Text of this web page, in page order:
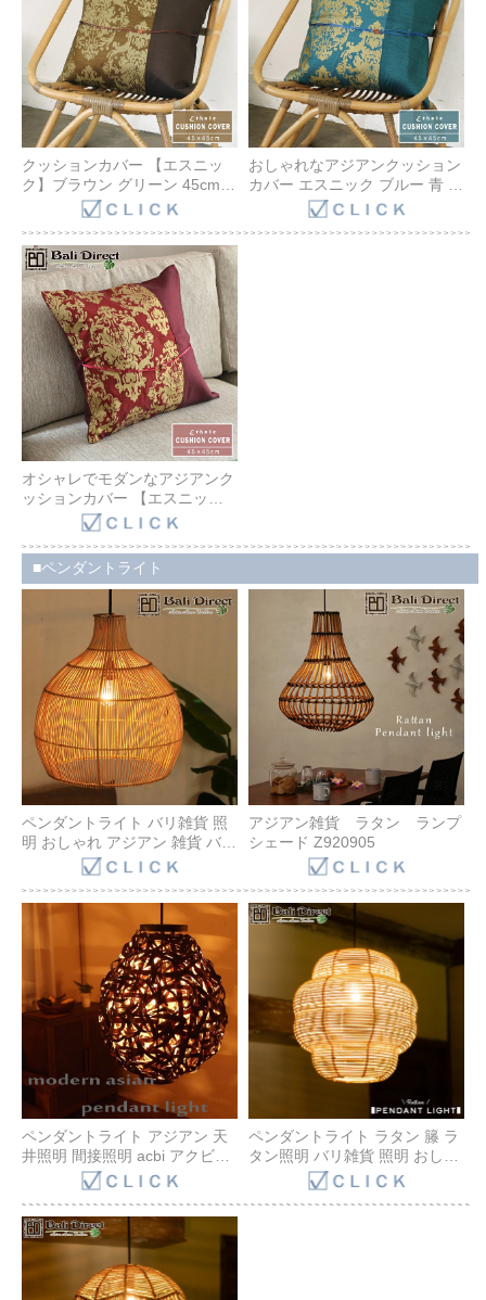
クッションカバー 【エスニッ
ク】ブラウン グリーン 45cm角
バリ雑貨 アジアン バリ クッシ
ョン かわいい モロッカン ホテ
ル モダンアジアン インテリア
Z170201B Bali Direct
おしゃれなアジアンクッション
カバー エスニック ブルー 青 バ
リ雑貨 インテリア アジアンフ
ァブリック バリ リゾートホテ
オシャレでモダンなアジアンク
ッションカバー 【エスニッ
ク】レッド 45cm角 バリ雑貨
バリ クッション かわいい おし
ゃれ モロッカン ファブリック
Z170203B Bali Direct
ペンダントライト
ペンダントライト バリ雑貨 照
明 おしゃれ アジアン 雑貨 バリ
インテリア BOHO ナチュラル
カフェ風 海外インテリア リビ
ング ダイニング LED対応
Z920903 Bali Direct
アジアン雑貨 ラタン ランプ
シェード Z920905
ペンダントライト アジアン 天
井照明 間接照明 acbi アクビィ
母の日 プレゼント おすすめ 照
明 リビング ダイニング
Z920705S Bali Direct
ペンダントライト ラタン 籐 ラ
タン照明 バリ雑貨 照明 おしゃ
れ アジアン 雑貨 バリ インテリ
ア BOHO ナチュラル カフェ風